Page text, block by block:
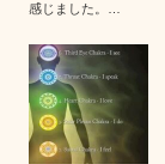
感じました。…